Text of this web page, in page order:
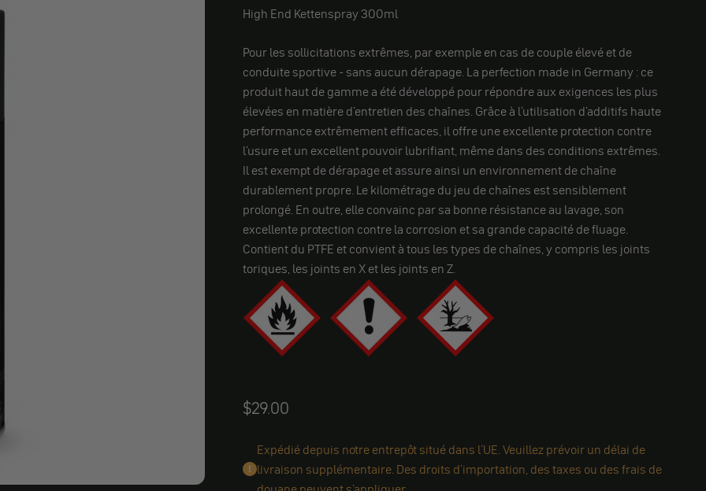
Dr. Wack
High End Kettenspray 300ml
Pour les sollicitations extrêmes, par exemple en cas de couple élevé et de
conduite sportive - sans aucun dérapage. La perfection made in Germany : ce
produit haut de gamme a été développé pour répondre aux exigences les plus
élevées en matière d'entretien des chaînes. Grâce à l'utilisation d'additifs haute
performance extrêmement efficaces, il offre une excellente protection contre
l'usure et un excellent pouvoir lubrifiant, même dans des conditions extrêmes.
Il est exempt de dérapage et assure ainsi un environnement de chaîne
durablement propre. Le kilométrage du jeu de chaînes est sensiblement
prolongé. En outre, elle convainc par sa bonne résistance au lavage, son
excellente protection contre la corrosion et sa grande capacité de fluage.
Contient du PTFE et convient à tous les types de chaînes, y compris les joints
toriques, les joints en X et les joints en Z.
Angebot
$29.00
Expédié depuis notre entrepôt situé dans l'UE. Veuillez prévoir un délai de
livraison supplémentaire. Des droits d'importation, des taxes ou des frais de